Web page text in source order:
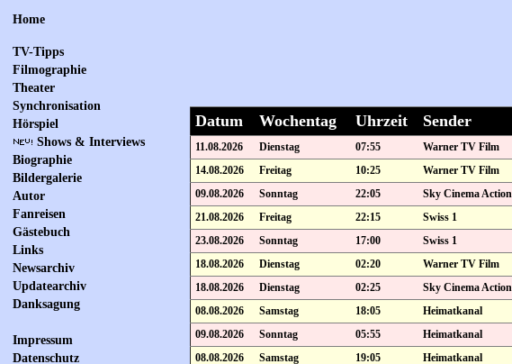
Home
TV-Tipps
Filmographie
Theater
Synchronisation
Hörspiel
Shows & Interviews
Biographie
Bildergalerie
Autor
Fanreisen
Gästebuch
Links
Newsarchiv
Updatearchiv
Danksagung
Impressum
Datenschutz
Datum Wochentag Uhrzeit Sender
11.08.2026 Dienstag 07:55 Warner TV Film
14.08.2026
Freitag 10:25 Warner TV Film
09.08.2026
Sonntag 22:05 Sky Cinema Action
21.08.2026
Freitag 22:15 Swiss 1
23.08.2026
Sonntag 17:00 Swiss 1
18.08.2026
Dienstag 02:20 Warner TV Film
18.08.2026
Dienstag 02:25 Sky Cinema Action
08.08.2026
Samstag 18:05 Heimatkanal
09.08.2026
Sonntag 05:55 Heimatkanal
08.08.2026
Samstag 19:05 Heimatkanal